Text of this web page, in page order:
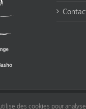
des cookies pour